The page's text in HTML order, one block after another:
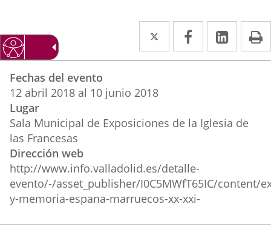
Twitter
Enlace
a
aplicación
externa.
Facebook
Enlace
a
externa.
Enlace
a
del
evento
Fechas del evento
12 abril 2018 al 10 junio 2018
Lugar
Sala Municipal de Exposiciones de la Iglesia de
las Francesas
Dirección web
http://www.info.valladolid.es/detalle-
evento/-/asset_publisher/I0C5MWfT65IC/content/
y-memoria-espana-marruecos-xx-xxi-